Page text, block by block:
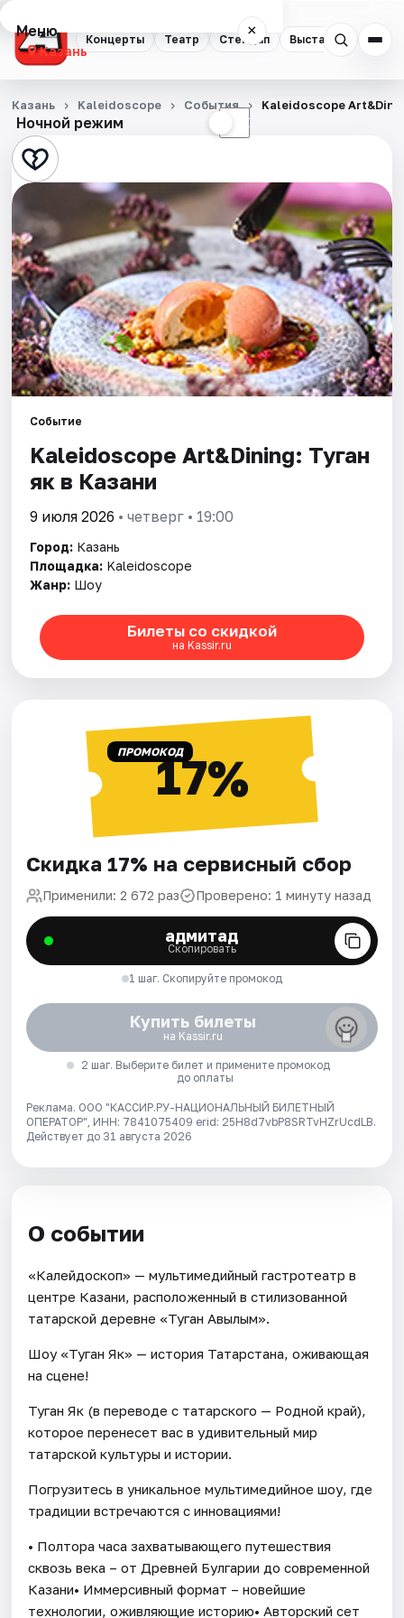
Концерты Театр Стендап Выставки
Меню ×
Казань
Концерты
Театр
Стендап
Выставки
Квесты
Экскурсии
Спорт
События
Города
Площадки
Рейтинги
Ночной режим ☾
Казань Kaleidoscope События Kaleidoscope
Событие
Kaleidoscope Art&Dining: Туган
як в Казани
9 июля 2026 • четверг • 19:00
Город: Казань
Площадка: Kaleidoscope
Жанр: Шоу
Билеты со скидкой
на Kassir.ru
ПРОМОКОД17%
Скидка 17% на сервисный сбор
Применили: 2 672 раз Проверено: 1 минуту назад
адмитад
Скопировать
1 шаг. Скопируйте промокод
Купить билеты
на Kassir.ru
2 шаг. Выберите билет и примените промокод
до оплаты
Реклама. ООО "КАССИР.РУ-НАЦИОНАЛЬНЫЙ БИЛЕТНЫЙ
ОПЕРАТОР", ИНН: 7841075409 erid: 25H8d7vbP8SRTvHZrUcdLB.
Действует до 31 августа 2026
О событии
«Калейдоскоп» — мультимедийный гастротеатр в
центре Казани, расположенный в стилизованной
татарской деревне «Туган Авылым».
Шоу «Туган Як» — история Татарстана, оживающая
на сцене!
Туган Як (в переводе с татарского — Родной край),
которое перенесет вас в удивительный мир
татарской культуры и истории.
Погрузитесь в уникальное мультимедийное шоу, где
традиции встречаются с инновациями!
• Полтора часа захватывающего путешествия
сквозь века – от Древней Булгарии до современной
Казани• Иммерсивный формат – новейшие
технологии, оживляющие историю• Авторский сет